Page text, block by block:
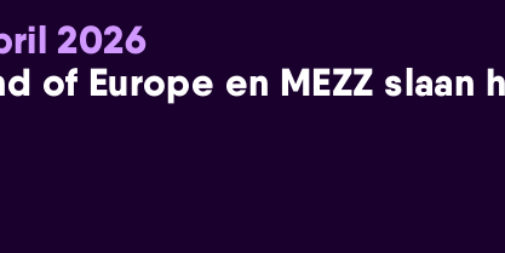
2026
of Europe en MEZZ slaan